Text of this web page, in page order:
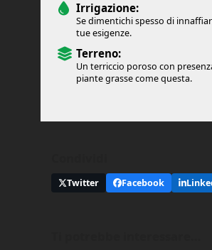
Irrigazione:
Se dimentichi spesso di
tue esigenze.
Terreno:
Un terriccio poroso con
piante grasse come questa.
Twitter Facebook